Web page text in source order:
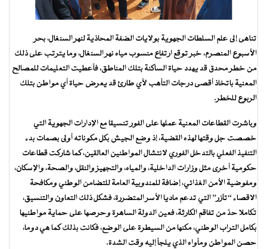
تناهى إلى علم السلطات الجهوية بولايات الضفة المحاذية لنهر السنغال، بحر
الأسبوع المنصرم، خبر توقع ارتفاع منسوب مياه نهر السنغال، وما يترتب على ذلك
من خطر محدق قد يهدد حياة الساكنة بتلك المناطق، فأعطيت التعليمات للمصالح
المعنية باتخاذ أقصى درجات التأهب لأي طارئ قد يعرض حياة أي مواطن بتلك
الربوع للخطر.
وباشرت القطاعات المعنية عملها على الفور تنسيقا مع الإدارات الجهوية التي
خصصت جل وقتها لهذه القضية، إذ وضع الجيش بكل مكوناته أولى بصمات بدء
التنفيذ الفعلي بالتدخل الفوري لانتشال المواطنين العالقين، كما شاركت قطاعات
حكومية أخرى مثل وزارات الداخلية، والمياه، والتجهيز والنقل، والصحة، والإسكان،
ومفوضية الأمن الغذائي، إضافة للمندوبية العامة للتضامن الوطني ومكافحة
الاقصاء “تآزر” التي تدعم ماديا الأسر المتضررة، فشكل ذلك التعاون والتنسيق،
تكاملا حدَّ من تفاقم الكارثة، فعين الدولة الساهرة وحرصها على حماية مواطنيها
بكامل التراب الوطني، مكنها من السيطرة على الوضع، فكانت بذلك كما هي دوما،
حصن المواطن ومأواه الذي يلجأ إليه وقت الشدة.